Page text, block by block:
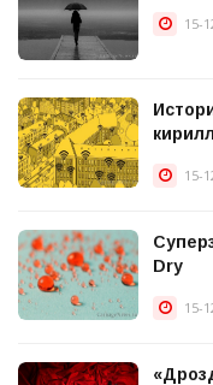
15-
15-
Dry
15-